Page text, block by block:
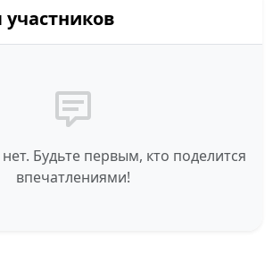
Будьте первым, кто поделится
впечатлениями!